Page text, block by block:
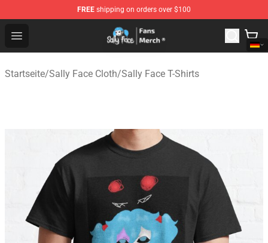
FREE shipping on orders over $100
Open menu
Sally Face Store - Official Sally Face Merchandise Shop
Startseite/Sally Face Cloth/Sally Face T-Shirts